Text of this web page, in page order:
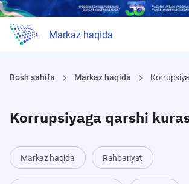
Markaz haqida
Bosh sahifa Markaz haqida
Korrupsiyaga qarshi
Markaz haqida Rahbariyat